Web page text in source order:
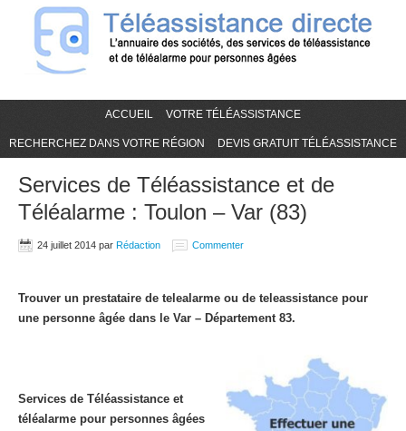
ACCUEIL VOTRE TÉLÉASSISTANCE
RECHERCHEZ DANS VOTRE RÉGION DEVIS GRATUIT TÉLÉASSISTANCE
Services de Téléassistance et de
Téléalarme : Toulon – Var (83)
24 juillet 2014 par Rédaction Commenter
Trouver un prestataire de telealarme ou de teleassistance pour
une personne âgée dans le Var – Département 83.
Services de Téléassistance et
téléalarme pour personnes âgées